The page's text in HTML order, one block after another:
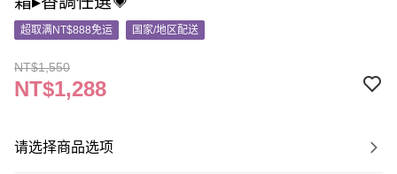
超取满NT$888免运 国家/地区配送
NT$1,550
NT$1,288
请选择商品选项